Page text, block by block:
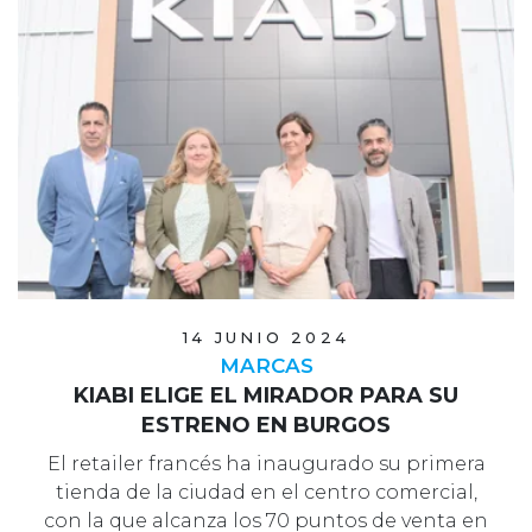
14 JUNIO 2024
MARCAS
KIABI ELIGE EL MIRADOR PARA SU
ESTRENO EN BURGOS
El retailer francés ha inaugurado su primera
tienda de la ciudad en el centro comercial,
con la que alcanza los 70 puntos de venta en